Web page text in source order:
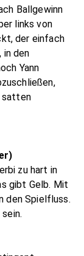
Ballgewinn
links von
der einfach
in den
Yann
satten
zu hart in
gibt Gelb. Mit
den Spielfluss.